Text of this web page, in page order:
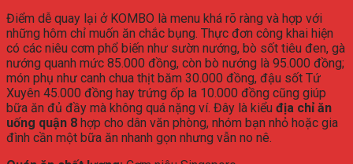
Điểm dễ quay lại ở KOMBO là menu khá rõ ràng và hợp với
những hôm chỉ muốn ăn chắc bụng. Thực đơn công khai hiện
có các niêu cơm phổ biến như sườn nướng, bò sốt tiêu đen, gà
nướng quanh mức 85.000 đồng, còn bò nướng là 95.000 đồng;
món phụ như canh chua thịt băm 30.000 đồng, đậu sốt Tứ
Xuyên 45.000 đồng hay trứng ốp la 10.000 đồng cũng giúp
bữa ăn đủ đầy mà không quá nặng ví. Đây là kiểu địa chỉăn
uống quận 8 hợp cho dân văn phòng, nhóm bạn nhỏ hoặc gia
đình cần một bữa ăn nhanh gọn nhưng vẫn no nê.